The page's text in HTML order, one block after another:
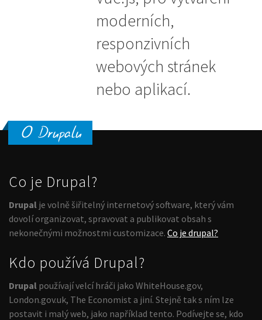
moderních,
responzivních
webových stránek
nebo aplikací.
O Drupalu
Co je Drupal?
Drupal je volně šiřitelný internetový software, který vám
dovolí organizovat, spravovat a publikovat obsah s
nekonečnými možnostmi customizace. Co je drupal?
Kdo používá Drupal?
Drupal používají velcí hráči jako WhiteHouse.gov,
London.gov.uk, The Economist a jiní. Stejně tak s ním lze
postavit i malý web, jako například tento. Podívejte se, kdo